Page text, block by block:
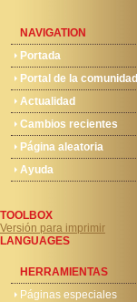
NAVIGATION
Portada
Portal de la comunidad
Actualidad
Cambios recientes
Página aleatoria
Ayuda
TOOLBOX
Versión para imprimir
LANGUAGES
HERRAMIENTAS
Páginas especiales